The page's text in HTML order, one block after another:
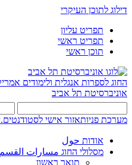
דילוג לתוכן העיקרי
תפריט עליון
תפריט ראשי
תוכן ראשי
החוג לספרות אנגלית ולימודים
אוניברסיטת תל אביב
מערכת פניותאזור אישי
אודות حول
מסלולי החוג مسارات القسم
תואר ראשון